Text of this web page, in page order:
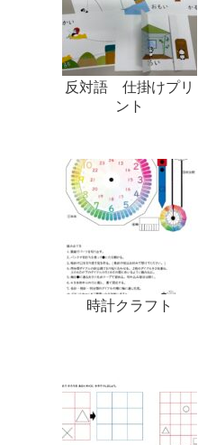
反対語 仕掛けプリ
ント
時計クラフト